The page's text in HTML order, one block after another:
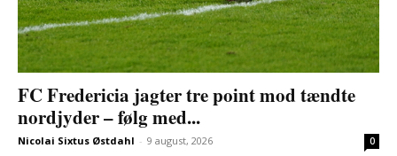
FC Fredericia jagter tre point mod tændte
nordjyder – følg med...
Nicolai Sixtus Østdahl - 9 august, 2026 0